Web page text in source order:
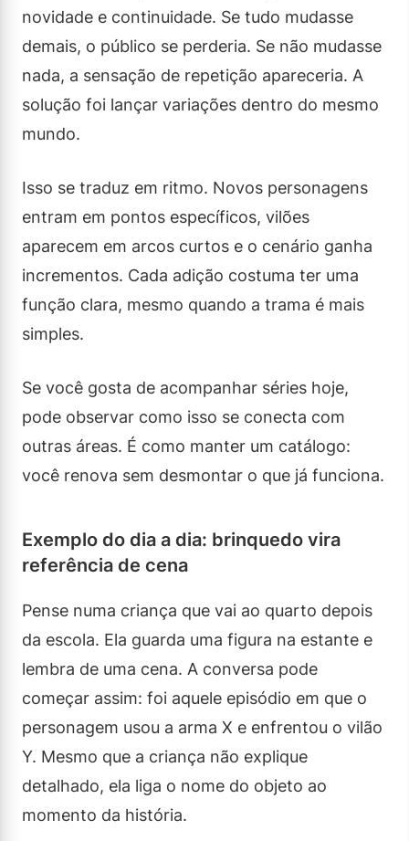
novidade e continuidade. Se tudo mudasse
demais, o público se perderia. Se não mudasse
nada, a sensação de repetição apareceria. A
solução foi lançar variações dentro do mesmo
mundo.
Isso se traduz em ritmo. Novos personagens
entram em pontos específicos, vilões
aparecem em arcos curtos e o cenário ganha
incrementos. Cada adição costuma ter uma
função clara, mesmo quando a trama é mais
simples.
Se você gosta de acompanhar séries hoje,
pode observar como isso se conecta com
outras áreas. É como manter um catálogo:
você renova sem desmontar o que já funciona.
Exemplo do dia a dia: brinquedo vira
referência de cena
Pense numa criança que vai ao quarto depois
da escola. Ela guarda uma figura na estante e
lembra de uma cena. A conversa pode
começar assim: foi aquele episódio em que o
personagem usou a arma X e enfrentou o vilão
Y. Mesmo que a criança não explique
detalhado, ela liga o nome do objeto ao
momento da história.